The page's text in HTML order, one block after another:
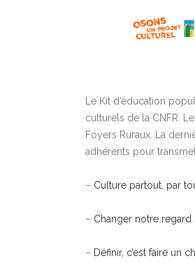
Le Kit d’éducation
culturels de la CNFR.
Foyers Ruraux. La
adhérents pour
– Culture partout, par
– Changer notre regard
– Définir, c’est faire un